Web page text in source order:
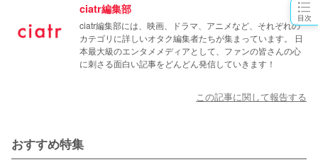
目次
ciatr編集部
ciatr編集部には、映画、ドラマ、アニメなど、それぞれの
カテゴリに詳しいオタク編集者たちが集まっています。 日
本最大級のエンタメメディアとして、ファンの皆さんの心
に刺さる面白い記事をどんどん発信していきます！
この記事に関して報告する
おすすめ特集